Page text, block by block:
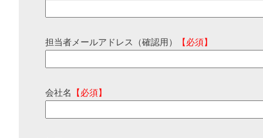
担当者メールアドレス（確認用） 【必須】
会社名 【必須】